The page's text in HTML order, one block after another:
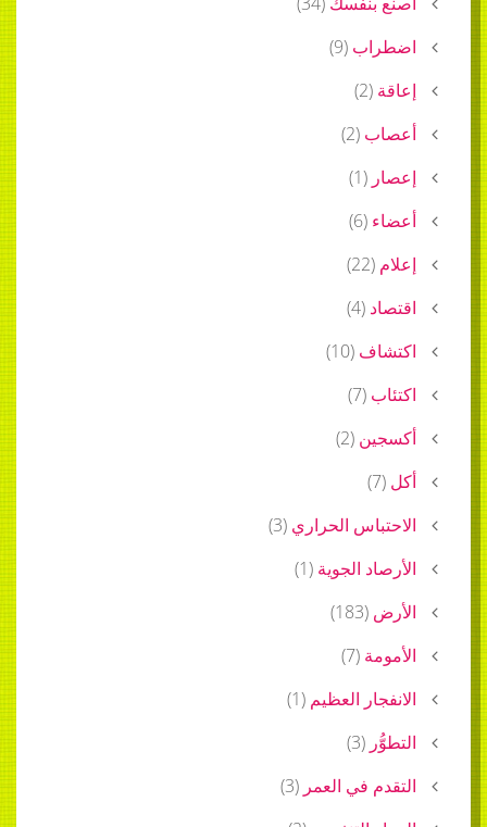
اضطراب (
9
)
إعاقة (
2
)
أعصاب (
2
)
إعصار (
1
)
أعضاء (
6
)
إعلام (
22
)
اقتصاد (
4
)
اكتشاف (
10
)
اكتئاب (
7
)
أكسجين (
2
)
أكل (
7
)
الاحتباس الحراري (
3
)
الأرصاد الجوية (
1
)
الأرض (
183
)
الأمومة (
7
)
الانفجار العظيم (
1
)
التطوُّر (
3
)
التقدم في العمر (
3
)